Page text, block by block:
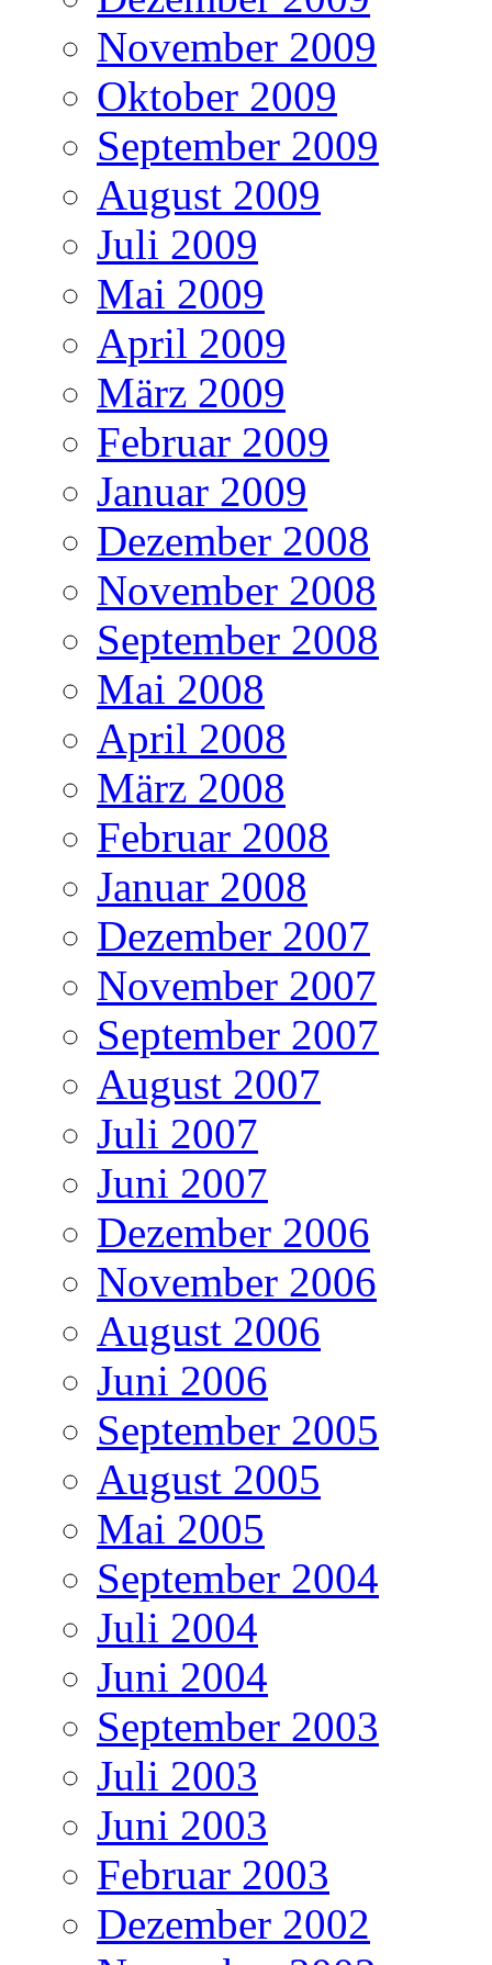
November 2009
Oktober 2009
September 2009
August 2009
Juli 2009
Mai 2009
April 2009
März 2009
Februar 2009
Januar 2009
Dezember 2008
November 2008
September 2008
Mai 2008
April 2008
März 2008
Februar 2008
Januar 2008
Dezember 2007
November 2007
September 2007
August 2007
Juli 2007
Juni 2007
Dezember 2006
November 2006
August 2006
Juni 2006
September 2005
August 2005
Mai 2005
September 2004
Juli 2004
Juni 2004
September 2003
Juli 2003
Juni 2003
Februar 2003
Dezember 2002